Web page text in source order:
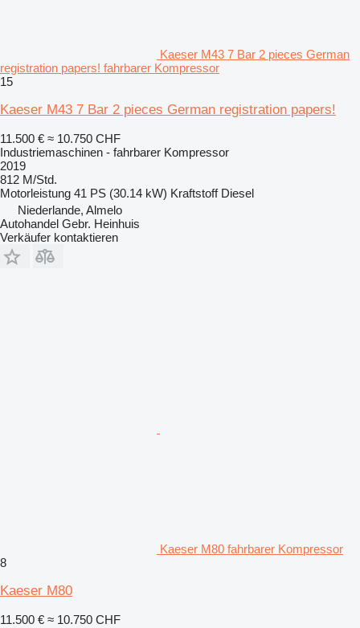
Kaeser M43 7 Bar 2 pieces German
registration papers! fahrbarer Kompressor
15
Kaeser M43 7 Bar 2 pieces German registration papers!
11.500 € ≈ 10.750 CHF
Industriemaschinen - fahrbarer Kompressor
2019
812 M/Std.
Motorleistung 41 PS (30.14 kW) Kraftstoff Diesel
Niederlande, Almelo
Autohandel Gebr. Heinhuis
Verkäufer kontaktieren
Kaeser M80 fahrbarer Kompressor
8
Kaeser M80
11.500 € ≈ 10.750 CHF